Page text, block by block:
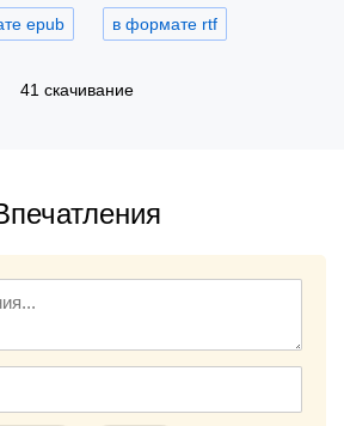
epub в формате rtf
41 скачивание